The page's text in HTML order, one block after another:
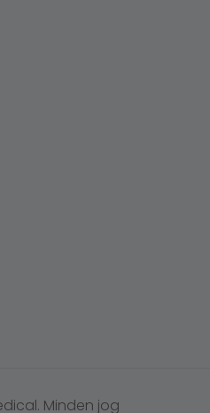
Minden jog